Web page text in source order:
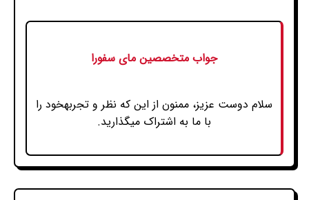
جواب متخصصین مای سفورا
سلام دوست عزیز، ممنون از این که نظر و تجربهخود را
با ما به اشتراک میگذارید.